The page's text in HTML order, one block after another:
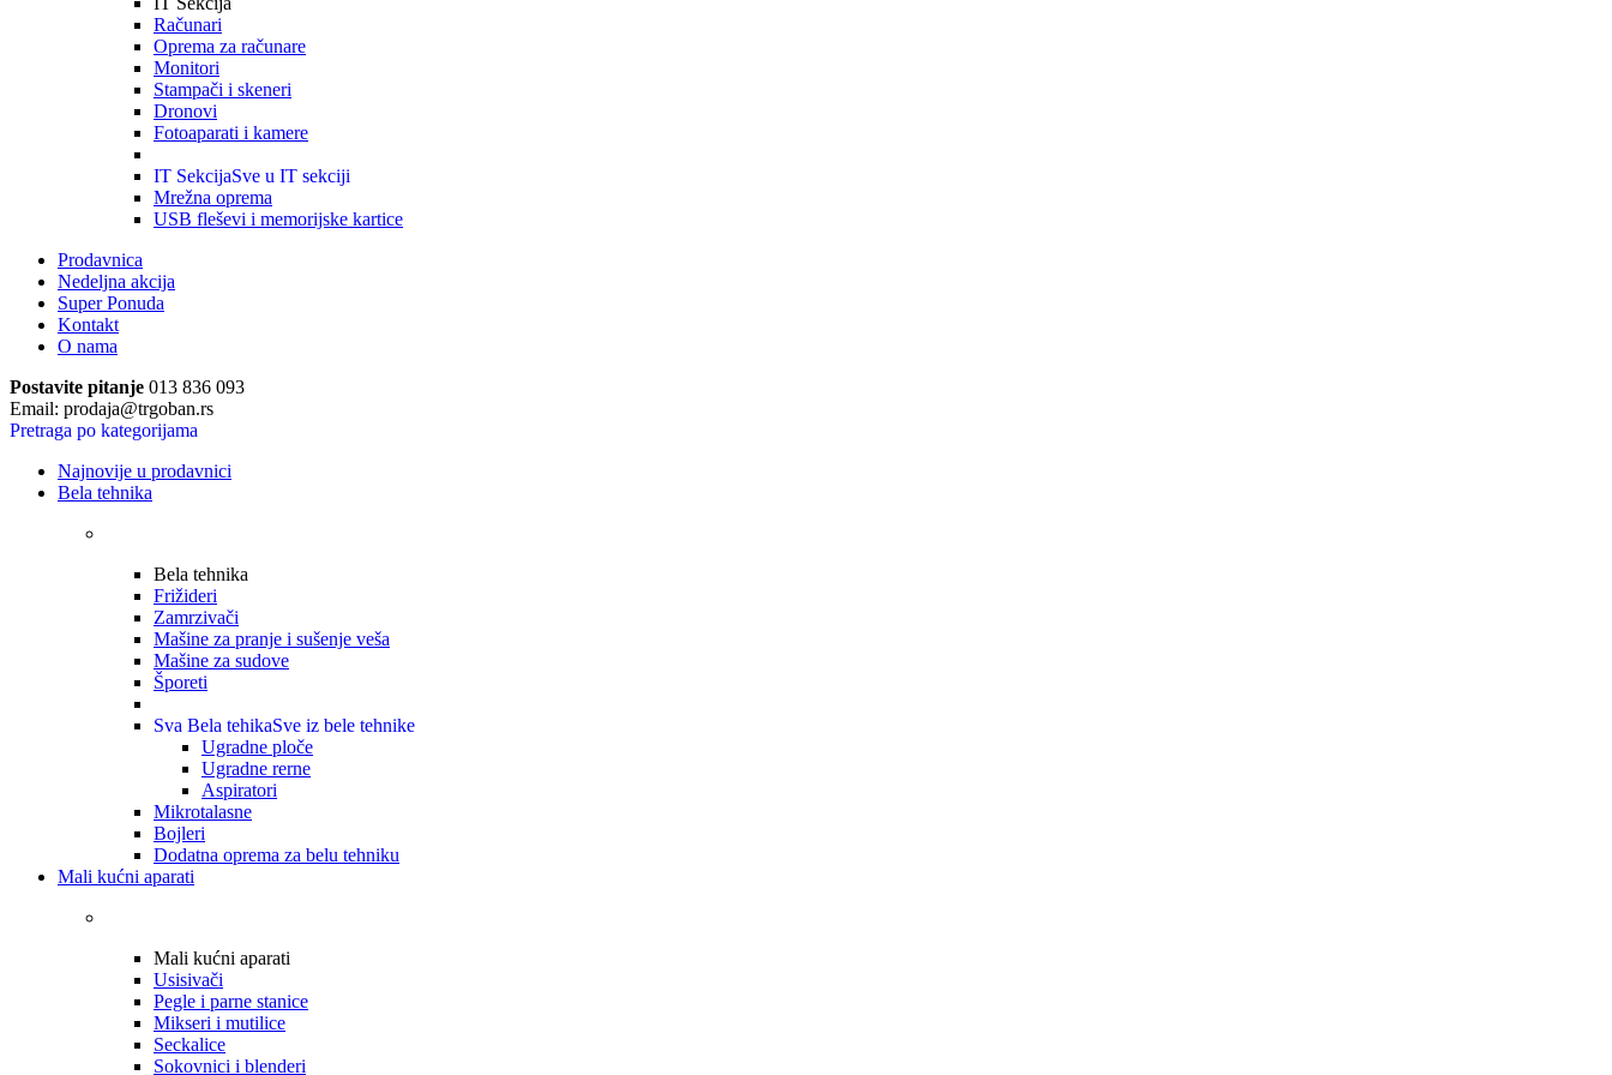
Računari
Oprema za računare
Monitori
Stampači i skeneri
Dronovi
Fotoaparati i kamere
IT SekcijaSve u IT sekciji
Mrežna oprema
USB fleševi i memorijske kartice
Prodavnica
Nedeljna akcija
Super Ponuda
Kontakt
O nama
Postavite pitanje 013 836 093
Email: prodaja@trgoban.rs
Pretraga po kategorijama
Najnovije u prodavnici
Bela tehnika
Bela tehnika
Frižideri
Zamrzivači
Mašine za pranje i sušenje veša
Mašine za sudove
Šporeti
Sva Bela tehikaSve iz bele tehnike
Ugradne ploče
Ugradne rerne
Aspiratori
Mikrotalasne
Bojleri
Dodatna oprema za belu tehniku
Mali kućni aparati
Mali kućni aparati
Usisivači
Pegle i parne stanice
Mikseri i mutilice
Seckalice
Sokovnici i blenderi